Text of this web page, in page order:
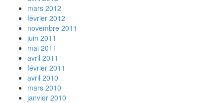
mars 2012
février 2012
novembre 2011
juin 2011
mai 2011
avril 2011
février 2011
avril 2010
mars 2010
janvier 2010